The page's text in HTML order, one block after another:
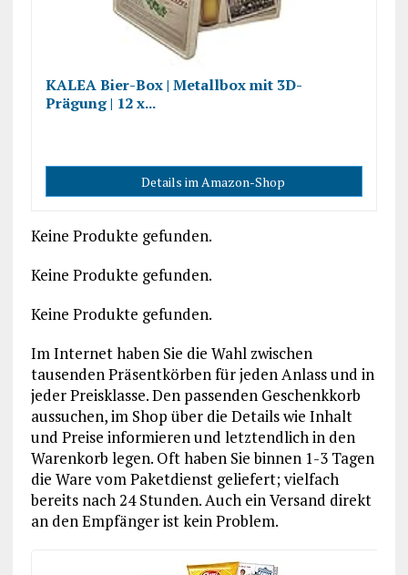
KALEA Bier-Box | Metallbox mit 3D-
Prägung | 12 x...
Details im Amazon-Shop
Keine Produkte gefunden.
Keine Produkte gefunden.
Keine Produkte gefunden.
Im Internet haben Sie die Wahl zwischen
tausenden Präsentkörben für jeden Anlass und in
jeder Preisklasse. Den passenden Geschenkkorb
aussuchen, im Shop über die Details wie Inhalt
und Preise informieren und letztendlich in den
Warenkorb legen. Oft haben Sie binnen 1-3 Tagen
die Ware vom Paketdienst geliefert; vielfach
bereits nach 24 Stunden. Auch ein Versand direkt
an den Empfänger ist kein Problem.